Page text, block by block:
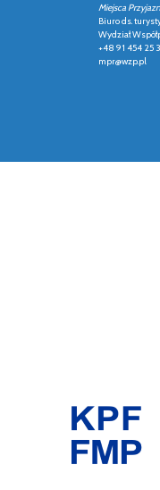
Miejsca
Biuro ds.
Wydział
+48 91 454 25
mpr@wzp.pl